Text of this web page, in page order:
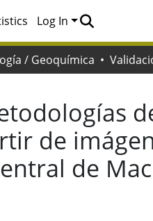
Log In
/ Geoquímica
de
de